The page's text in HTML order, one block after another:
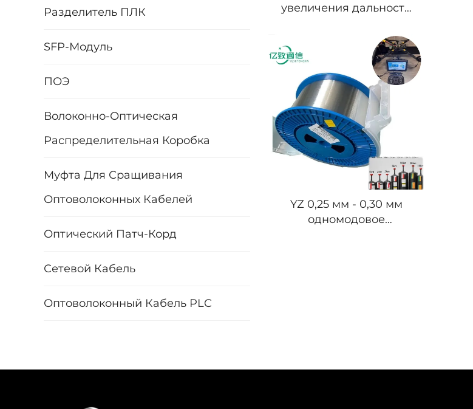
Разделитель ПЛК
SFP-Модуль
ПОЭ
Волоконно-Оптическая
Распределительная Коробка
Муфта Для Сращивания
Оптоволоконных Кабелей
Оптический Патч-Корд
Сетевой Кабель
Оптоволоконный Кабель PLC
увеличения дальности
YZ 0,25 мм - 0,30 мм
одномодовое